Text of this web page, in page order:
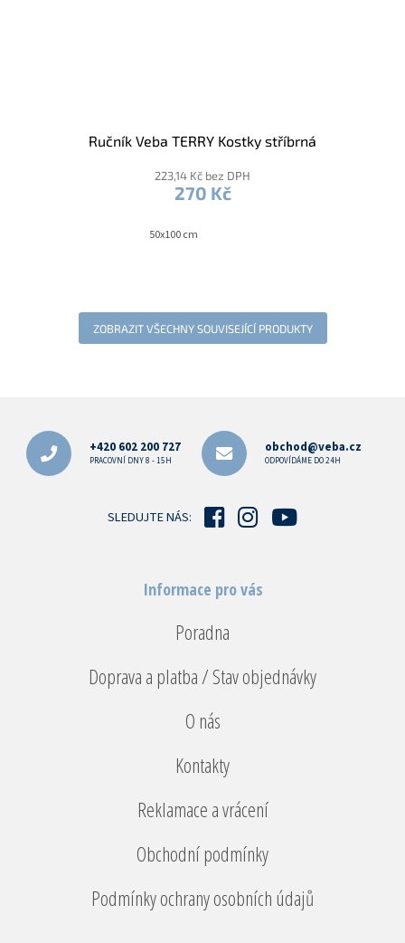
Ručník Veba TERRY Kostky stříbrná
223,14 Kč bez DPH
270 Kč
50x100 cm
ZOBRAZIT VŠECHNY SOUVISEJÍCÍ PRODUKTY
+420 602 200 727
PRACOVNÍ DNY 8 - 15H
obchod@veba.cz
ODPOVÍDÁME DO 24H
SLEDUJTE NÁS:
Informace pro vás
Poradna
Doprava a platba / Stav objednávky
O nás
Kontakty
Reklamace a vrácení
Obchodní podmínky
Podmínky ochrany osobních údajů